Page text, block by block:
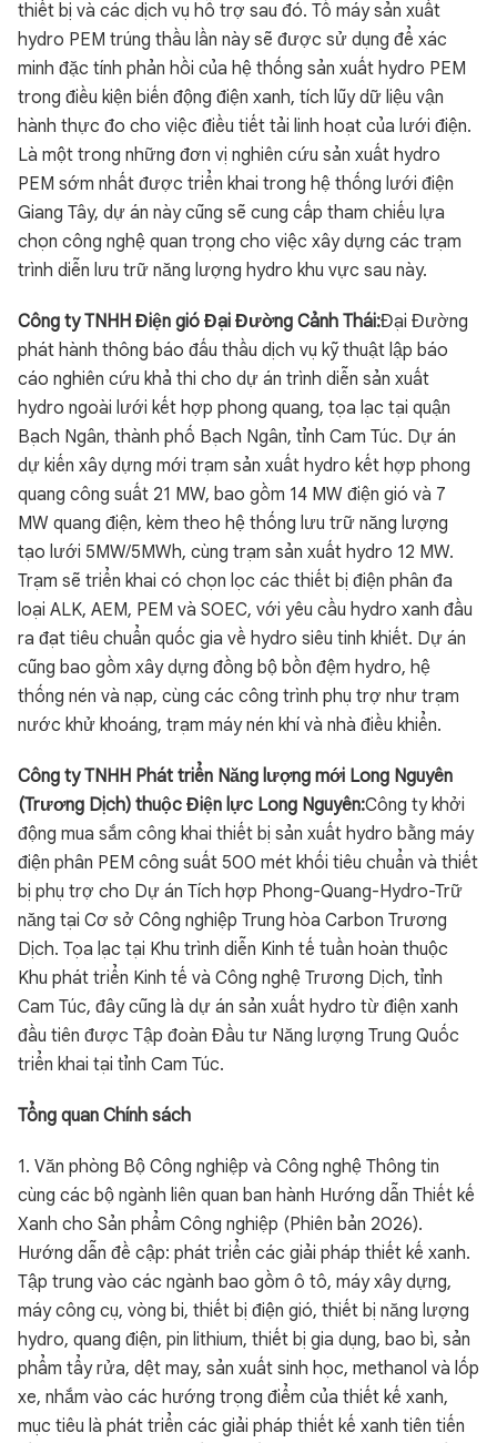
thiết bị và các dịch vụ hỗ trợ sau đó. Tổ máy sản xuất
hydro PEM trúng thầu lần này sẽ được sử dụng để xác
minh đặc tính phản hồi của hệ thống sản xuất hydro PEM
trong điều kiện biến động điện xanh, tích lũy dữ liệu vận
hành thực đo cho việc điều tiết tải linh hoạt của lưới điện.
Là một trong những đơn vị nghiên cứu sản xuất hydro
PEM sớm nhất được triển khai trong hệ thống lưới điện
Giang Tây, dự án này cũng sẽ cung cấp tham chiếu lựa
chọn công nghệ quan trọng cho việc xây dựng các trạm
trình diễn lưu trữ năng lượng hydro khu vực sau này.
Công ty TNHH Điện gió Đại Đường Cảnh Thái:Đại Đường
phát hành thông báo đấu thầu dịch vụ kỹ thuật lập báo
cáo nghiên cứu khả thi cho dự án trình diễn sản xuất
hydro ngoài lưới kết hợp phong quang, tọa lạc tại quận
Bạch Ngân, thành phố Bạch Ngân, tỉnh Cam Túc. Dự án
dự kiến xây dựng mới trạm sản xuất hydro kết hợp phong
quang công suất 21 MW, bao gồm 14 MW điện gió và 7
MW quang điện, kèm theo hệ thống lưu trữ năng lượng
tạo lưới 5MW/5MWh, cùng trạm sản xuất hydro 12 MW.
Trạm sẽ triển khai có chọn lọc các thiết bị điện phân đa
loại ALK, AEM, PEM và SOEC, với yêu cầu hydro xanh đầu
ra đạt tiêu chuẩn quốc gia về hydro siêu tinh khiết. Dự án
cũng bao gồm xây dựng đồng bộ bồn đệm hydro, hệ
thống nén và nạp, cùng các công trình phụ trợ như trạm
nước khử khoáng, trạm máy nén khí và nhà điều khiển.
Công ty TNHH Phát triển Năng lượng mới Long Nguyên
(Trương Dịch) thuộc Điện lực Long Nguyên:Công ty khởi
động mua sắm công khai thiết bị sản xuất hydro bằng máy
điện phân PEM công suất 500 mét khối tiêu chuẩn và thiết
bị phụ trợ cho Dự án Tích hợp Phong-Quang-Hydro-Trữ
năng tại Cơ sở Công nghiệp Trung hòa Carbon Trương
Dịch. Tọa lạc tại Khu trình diễn Kinh tế tuần hoàn thuộc
Khu phát triển Kinh tế và Công nghệ Trương Dịch, tỉnh
Cam Túc, đây cũng là dự án sản xuất hydro từ điện xanh
đầu tiên được Tập đoàn Đầu tư Năng lượng Trung Quốc
triển khai tại tỉnh Cam Túc.
Tổng quan Chính sách
1. Văn phòng Bộ Công nghiệp và Công nghệ Thông tin
cùng các bộ ngành liên quan ban hành Hướng dẫn Thiết kế
Xanh cho Sản phẩm Công nghiệp (Phiên bản 2026).
Hướng dẫn đề cập: phát triển các giải pháp thiết kế xanh.
Tập trung vào các ngành bao gồm ô tô, máy xây dựng,
máy công cụ, vòng bi, thiết bị điện gió, thiết bị năng lượng
hydro, quang điện, pin lithium, thiết bị gia dụng, bao bì, sản
phẩm tẩy rửa, dệt may, sản xuất sinh học, methanol và lốp
xe, nhắm vào các hướng trọng điểm của thiết kế xanh,
mục tiêu là phát triển các giải pháp thiết kế xanh tiên tiến